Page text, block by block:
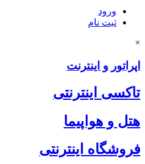
ورود
ثبت نام
×
اپراتور و اینترنت
تاکسی اینترنتی
هتل و هواپیما
فروشگاه اینترنتی